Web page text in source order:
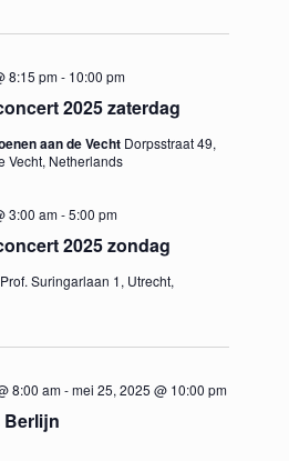
weergeven
2025 zaterdag
8:15 pm- 10:00 pm
aan de Vecht Dorpsstraat 49,
Vecht, Netherlands
2025 zondag
3:00 am-5:00 pm
Prof. Suringarlaan 1, Utrecht,
Berlijn
8:00 am-mei 25, 2025 @ 10:00 pm